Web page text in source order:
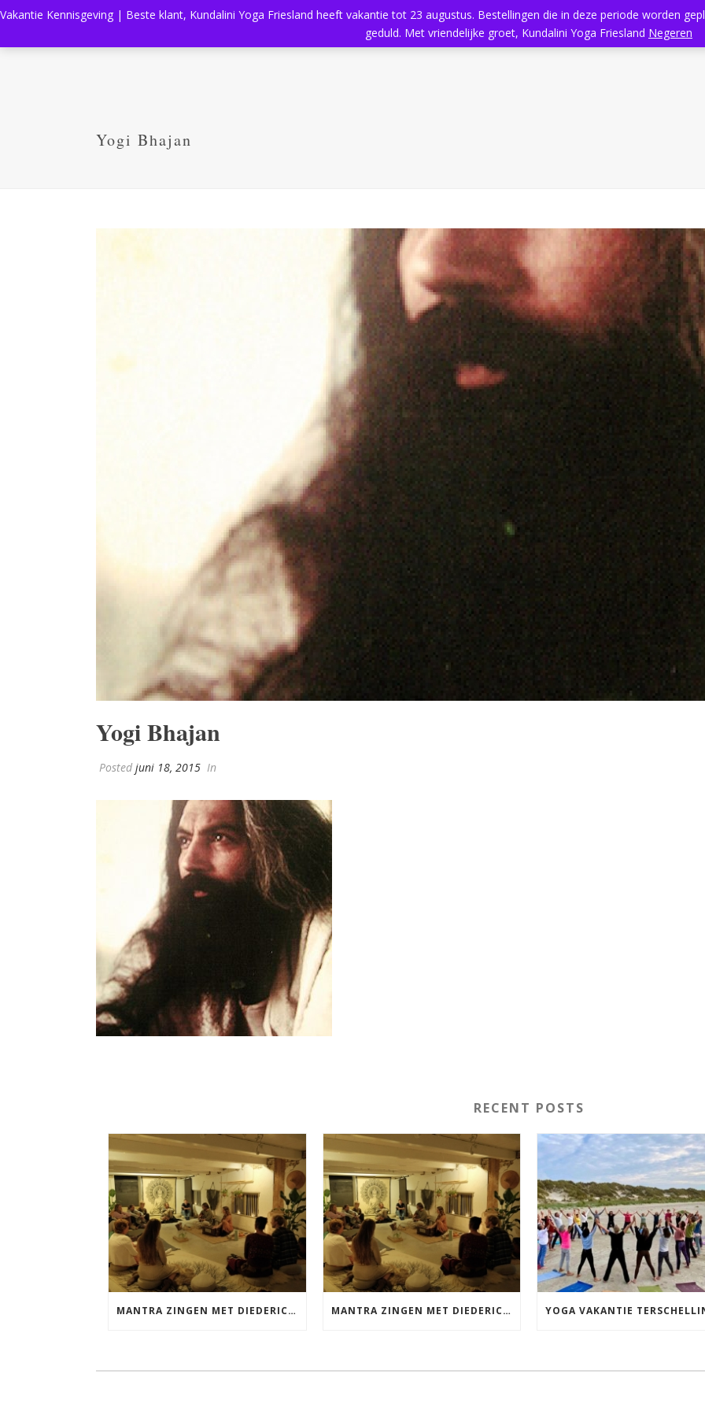
Aanbod Kundalini Yoga Massage Rooster
Yogi Bhajan
Yogi Bhajan
Posted juni 18, 2015 In
RECENT POSTS
MANTRA ZINGEN MET DIEDERICK VRIJDAG 25 SEPTEMBER EN 20 NOVEMBER MANTRA ZINGEN MET DIEDERICK IN LEEUWARDEN VRIJDAG 12 JUNI KIRTAN
Vakantie Kennisgeving | Beste klant, Kundalini Yoga Friesland heeft vakantie tot 23 augustus. Bestellingen die in deze periode worden
geduld. Met vriendelijke groet, Kundalini Yoga Friesland Negeren